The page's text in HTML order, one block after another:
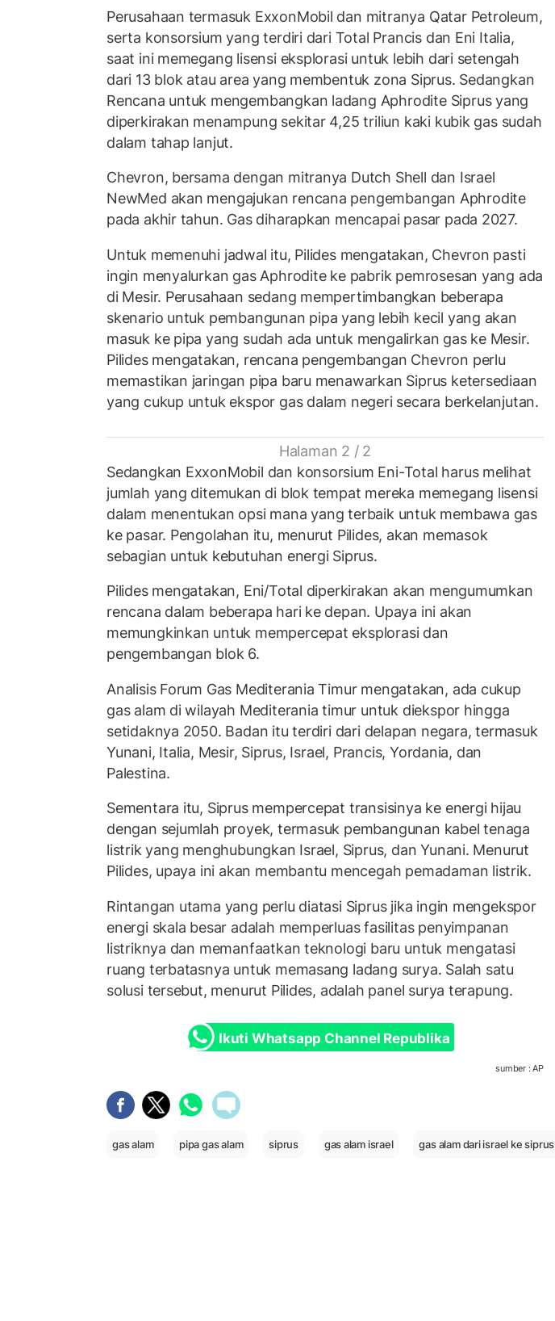
Perusahaan termasuk ExxonMobil dan mitranya Qatar Petroleum,
serta konsorsium yang terdiri dari Total Prancis dan Eni Italia,
saat ini memegang lisensi eksplorasi untuk lebih dari setengah
dari 13 blok atau area yang membentuk zona Siprus. Sedangkan
Rencana untuk mengembangkan ladang Aphrodite Siprus yang
diperkirakan menampung sekitar 4,25 triliun kaki kubik gas sudah
dalam tahap lanjut.
Chevron, bersama dengan mitranya Dutch Shell dan Israel
NewMed akan mengajukan rencana pengembangan Aphrodite
pada akhir tahun. Gas diharapkan mencapai pasar pada 2027.
Untuk memenuhi jadwal itu, Pilides mengatakan, Chevron pasti
ingin menyalurkan gas Aphrodite ke pabrik pemrosesan yang ada
di Mesir. Perusahaan sedang mempertimbangkan beberapa
skenario untuk pembangunan pipa yang lebih kecil yang akan
masuk ke pipa yang sudah ada untuk mengalirkan gas ke Mesir.
Pilides mengatakan, rencana pengembangan Chevron perlu
memastikan jaringan pipa baru menawarkan Siprus ketersediaan
yang cukup untuk ekspor gas dalam negeri secara berkelanjutan.
Halaman 2 / 2
Sedangkan ExxonMobil dan konsorsium Eni-Total harus melihat
jumlah yang ditemukan di blok tempat mereka memegang lisensi
dalam menentukan opsi mana yang terbaik untuk membawa gas
ke pasar. Pengolahan itu, menurut Pilides, akan memasok
sebagian untuk kebutuhan energi Siprus.
Pilides mengatakan, Eni/Total diperkirakan akan mengumumkan
rencana dalam beberapa hari ke depan. Upaya ini akan
memungkinkan untuk mempercepat eksplorasi dan
pengembangan blok 6.
Analisis Forum Gas Mediterania Timur mengatakan, ada cukup
gas alam di wilayah Mediterania timur untuk diekspor hingga
setidaknya 2050. Badan itu terdiri dari delapan negara, termasuk
Yunani, Italia, Mesir, Siprus, Israel, Prancis, Yordania, dan
Palestina.
Sementara itu, Siprus mempercepat transisinya ke energi hijau
dengan sejumlah proyek, termasuk pembangunan kabel tenaga
listrik yang menghubungkan Israel, Siprus, dan Yunani. Menurut
Pilides, upaya ini akan membantu mencegah pemadaman listrik.
Rintangan utama yang perlu diatasi Siprus jika ingin mengekspor
energi skala besar adalah memperluas fasilitas penyimpanan
listriknya dan memanfaatkan teknologi baru untuk mengatasi
ruang terbatasnya untuk memasang ladang surya. Salah satu
solusi tersebut, menurut Pilides, adalah panel surya terapung.
Ikuti Whatsapp Channel Republika
sumber : AP
gas alam pipa gas alam siprus gas alam israel gas alam dari israel ke siprus